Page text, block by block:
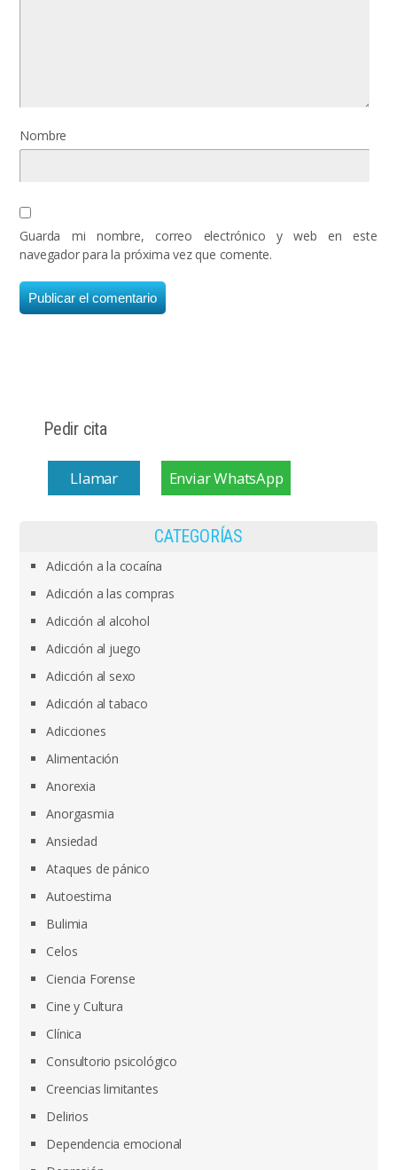
Nombre
Guarda mi nombre, correo electrónico y web en este
navegador para la próxima vez que comente.
Pedir cita
Llamar Enviar WhatsApp
CATEGORÍAS
Adicción a la cocaína
Adicción a las compras
Adicción al alcohol
Adicción al juego
Adicción al sexo
Adicción al tabaco
Adicciones
Alimentación
Anorexia
Anorgasmia
Ansiedad
Ataques de pánico
Autoestima
Bulimia
Celos
Ciencia Forense
Cine y Cultura
Clínica
Consultorio psicológico
Creencias limitantes
Delirios
Dependencia emocional